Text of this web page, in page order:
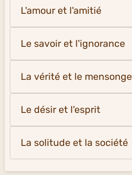
L'amour et l'amitié
Le savoir et l'ignorance
La vérité et le mensonge
Le désir et l'esprit
La solitude et la société